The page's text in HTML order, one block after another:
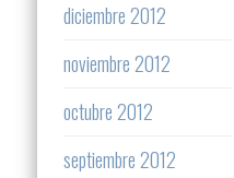
diciembre 2012
noviembre 2012
octubre 2012
septiembre 2012